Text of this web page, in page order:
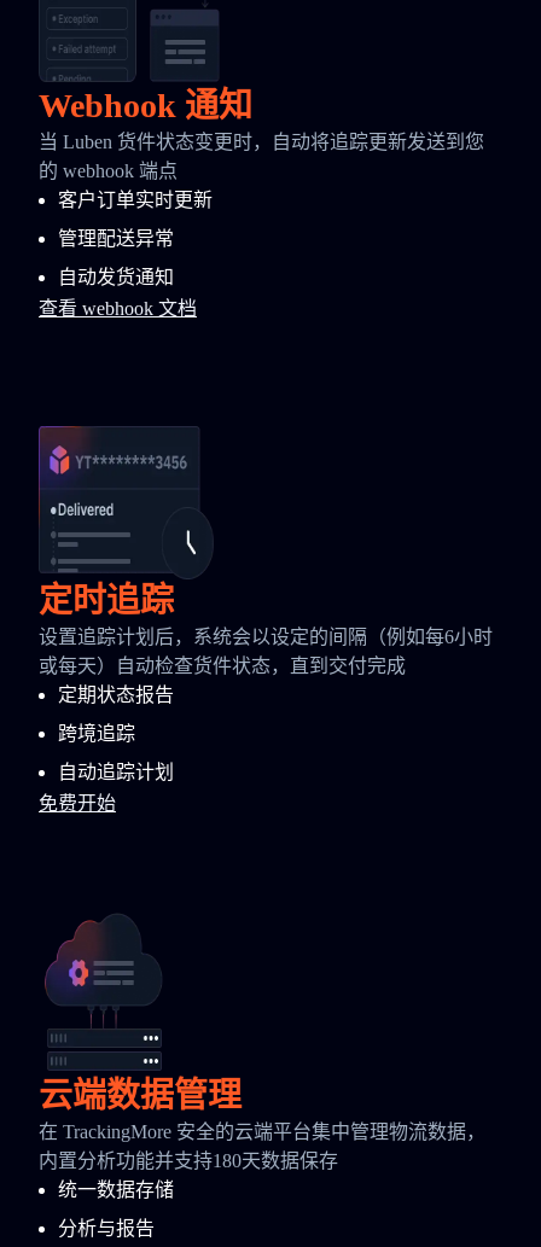
Webhook 通知
当 Luben 货件状态变更时，自动将追踪更新发送到您
的 webhook 端点
客户订单实时更新
管理配送异常
自动发货通知
查看 webhook 文档
定时追踪
设置追踪计划后，系统会以设定的间隔（例如每6小时
或每天）自动检查货件状态，直到交付完成
定期状态报告
跨境追踪
自动追踪计划
免费开始
云端数据管理
在 TrackingMore 安全的云端平台集中管理物流数据，
内置分析功能并支持180天数据保存
统一数据存储
分析与报告